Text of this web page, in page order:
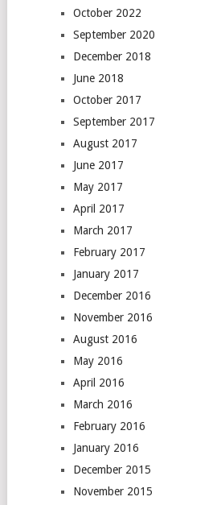
October 2022
September 2020
December 2018
June 2018
October 2017
September 2017
August 2017
June 2017
May 2017
April 2017
March 2017
February 2017
January 2017
December 2016
November 2016
August 2016
May 2016
April 2016
March 2016
February 2016
January 2016
December 2015
November 2015